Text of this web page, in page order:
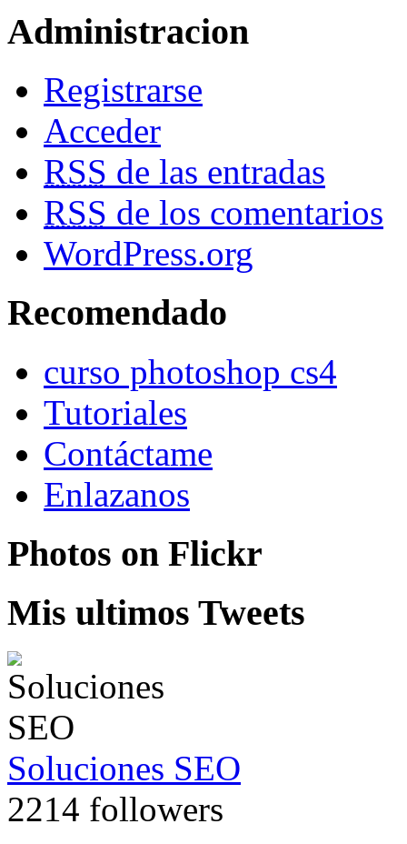
Administracion
Registrarse
Acceder
RSS de las entradas
RSS de los comentarios
WordPress.org
Recomendado
curso photoshop cs4
Tutoriales
Contáctame
Enlazanos
Photos on Flickr
Mis ultimos Tweets
Soluciones SEO
2214 followers